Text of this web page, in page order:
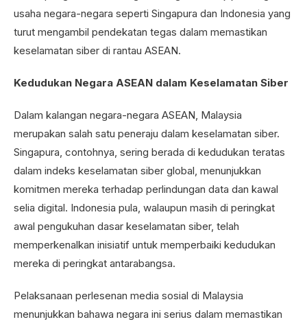
usaha negara-negara seperti Singapura dan Indonesia yang
turut mengambil pendekatan tegas dalam memastikan
keselamatan siber di rantau ASEAN.
Kedudukan Negara ASEAN dalam Keselamatan Siber
Dalam kalangan negara-negara ASEAN, Malaysia
merupakan salah satu peneraju dalam keselamatan siber.
Singapura, contohnya, sering berada di kedudukan teratas
dalam indeks keselamatan siber global, menunjukkan
komitmen mereka terhadap perlindungan data dan kawal
selia digital. Indonesia pula, walaupun masih di peringkat
awal pengukuhan dasar keselamatan siber, telah
memperkenalkan inisiatif untuk memperbaiki kedudukan
mereka di peringkat antarabangsa.
Pelaksanaan perlesenan media sosial di Malaysia
menunjukkan bahawa negara ini serius dalam memastikan